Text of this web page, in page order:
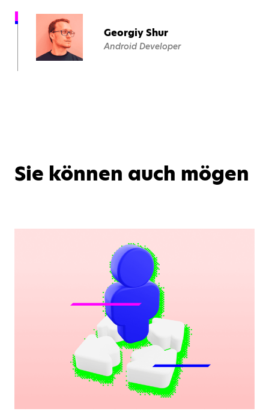
Georgiy Shur
Android Developer
Sie können auch mögen